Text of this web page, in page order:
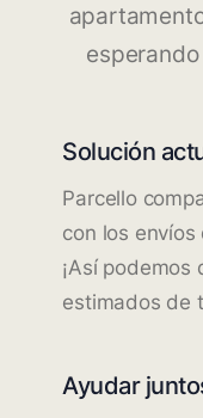
Solución
Parcello
con los envíos
¡Así podemos
estimados de
Ayudar